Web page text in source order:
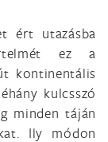
ért utazásba
ez a
kontinentális
kulcsszó
minden táján
Ily módon